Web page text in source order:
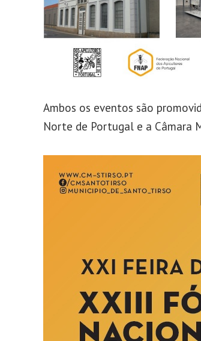
Ambos os eventos são
Norte de Portugal e a Câmara